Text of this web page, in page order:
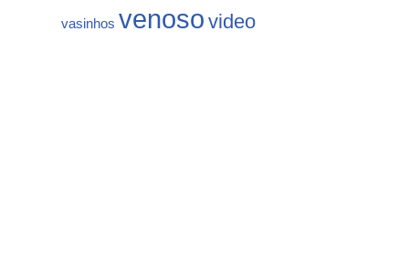
vasinhos venoso video